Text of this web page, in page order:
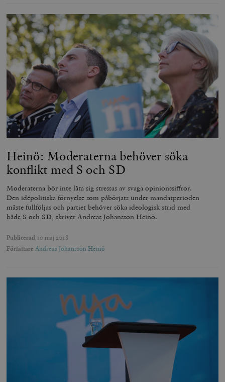
Heinö: Moderaterna behöver söka
konflikt med S och SD
Moderaterna bör inte låta sig stressas av svaga opinionssiffror.
Den idépolitiska förnyelse som påbörjats under mandatperioden
måste fullföljas och partiet behöver söka ideologisk strid med
både S och SD, skriver Andreas Johansson Heinö.
Publicerad 10 maj 2018
Författare Andreas Johansson Heinö